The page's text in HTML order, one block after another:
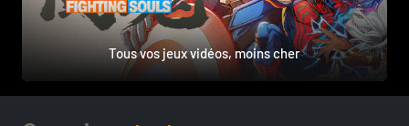
Tous vos jeux vidéos, moins cher